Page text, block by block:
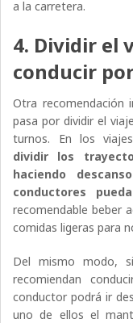
a la carretera.
4. Dividir el
conducir
Otra recomendación
pasa por dividir el
turnos. En los
dividir los
haciendo
conductores
recomendable beber
comidas ligeras para
Del mismo modo,
recomiendan
conductor podrá ir
uno de ellos el